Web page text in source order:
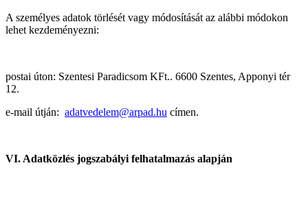
A személyes adatok törlését vagy módosítását az alábbi módokon
lehet kezdeményezni:
postai úton: Szentesi Paradicsom KFt.. 6600 Szentes, Apponyi tér
12.
e-mail útján: adatvedelem@arpad.hu címen.
VI. Adatközlés jogszabályi felhatalmazás alapján